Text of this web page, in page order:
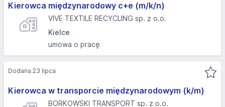
Kierowca międzynarodowy c+e (m/k/n)
VIVE TEXTILE RECYCLING sp. z o.o.
Kielce
umowa o pracę
Kierowca w transporcie międzynarodowym (k/m)
BORKOWSKI TRANSPORT sp. z o.o.
Dodana 23 lipca